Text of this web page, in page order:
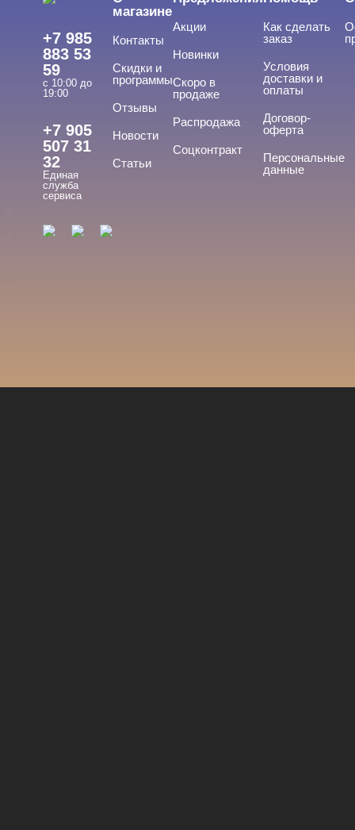
Cвернуть
База
База жесткая
+7 985
883 53
59
с 10:00 до
19:00
+7 905
507 31
32
Единая
служба
сервиса
магазине
Контакты
Скидки и
программы
Отзывы
Новости
Статьи
Акции
Новинки
Скоро в
продаже
Распродажа
Соцконтракт
Как сделать
заказ
Условия
доставки и
оплаты
Договор-
оферта
Персональные
данные